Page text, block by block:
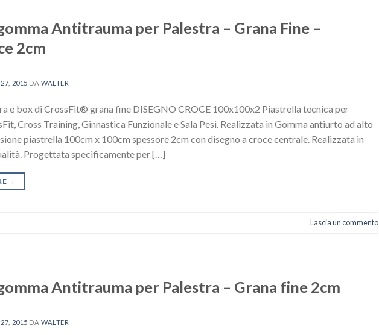
Antitrauma per Palestra – Grana Fine –
2cm
2015 DAWALTER
e box di CrossFit® grana fine DISEGNO CROCE 100x100x2 Piastrella tecnica per
Cross Training, Ginnastica Funzionale e Sala Pesi. Realizzata in Gomma antiurto ad alto
piastrella 100cm x 100cm spessore 2cm con disegno a croce centrale. Realizzata in
Progettata specificamente per […]
→
Lascia un commento
Antitrauma per Palestra – Grana fine 2cm
2015 DAWALTER